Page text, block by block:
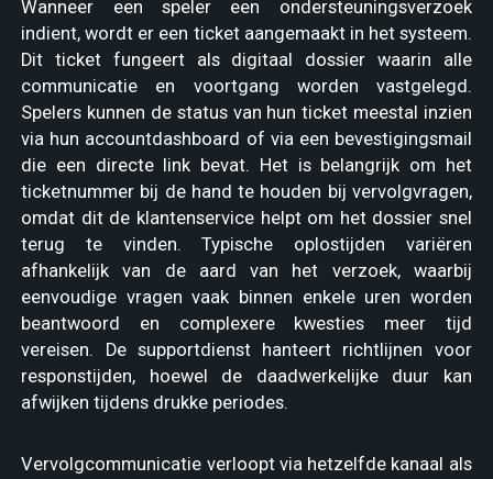
Wanneer een speler een ondersteuningsverzoek
indient, wordt er een ticket aangemaakt in het systeem.
Dit ticket fungeert als digitaal dossier waarin alle
communicatie en voortgang worden vastgelegd.
Spelers kunnen de status van hun ticket meestal inzien
via hun accountdashboard of via een bevestigingsmail
die een directe link bevat. Het is belangrijk om het
ticketnummer bij de hand te houden bij vervolgvragen,
omdat dit de klantenservice helpt om het dossier snel
terug te vinden. Typische oplostijden variëren
afhankelijk van de aard van het verzoek, waarbij
eenvoudige vragen vaak binnen enkele uren worden
beantwoord en complexere kwesties meer tijd
vereisen. De supportdienst hanteert richtlijnen voor
responstijden, hoewel de daadwerkelijke duur kan
afwijken tijdens drukke periodes.
Vervolgcommunicatie verloopt via hetzelfde kanaal als